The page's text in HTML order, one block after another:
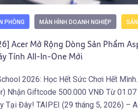
PHÒNG MÀN HÌNH DOANH NGHIỆP
Acer Mở Rộng Dòng Sản Phẩm
Tính All-In-One Mới
2026: Học Hết Sức Chơi Hết
Nhận Giftcode 500.000 VNĐ Từ
Tại Đây! TAIPEI (29 tháng 5, 2026) –